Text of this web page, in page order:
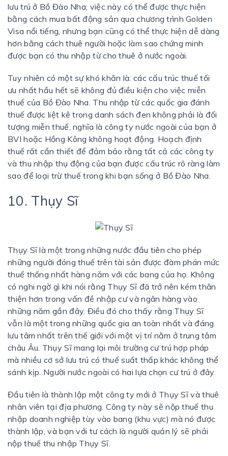
lưu trú ở Bồ Đào Nha; việc này có thể được thực hiện
bằng cách mua bất động sản qua chương trình Golden
Visa nổi tiếng, nhưng bạn cũng có thể thực hiện dễ dàng
hơn bằng cách thuê người hoặc làm sao chứng minh
được bạn có thu nhập từ cho thuê ở nước ngoài.
Tuy nhiên có một sự khó khăn là: các cấu trúc thuế tối
ưu nhất hầu hết sẽ không đủ điều kiện cho việc miễn
thuế của Bồ Đào Nha. Thu nhập từ các quốc gia đánh
thuế được liệt kê trong danh sách đen không phải là đối
tượng miễn thuế, nghĩa là công ty nước ngoài của bạn ở
BVI hoặc Hồng Kông không hoạt động. Hoạch định
thuế rất cần thiết để đảm bảo rằng tất cả các công ty
và thu nhập thụ động của bạn được cấu trúc rõ ràng làm
sao để loại trừ thuế trong khi bạn sống ở Bồ Đào Nha.
10. Thụy Sĩ
Thụy Sĩ là một trong những nước đầu tiên cho phép
những người đóng thuế trên tài sản được đàm phán mức
thuế thống nhất hàng năm với các bang của họ. Không
có nghi ngờ gì khi nói rằng Thụy Sĩ đã trở nên kém thân
thiện hơn trong vấn đề nhập cư và ngân hàng vào
những năm gần đây. Điều đó cho thấy rằng Thụy Sĩ
vẫn là một trong những quốc gia an toàn nhất và đáng
lưu tâm nhất trên thế giới với một vị trí nằm ở trung tâm
châu Âu. Thụy Sĩ mang lại môi trường cư trú hợp pháp
mà nhiều cơ sở lưu trú có thuế suất thấp khác không thể
sánh kịp. Người nước ngoài có hai lựa chọn cư trú ở đây.
Đầu tiên là thành lập một công ty mới ở Thụy Sĩ và thuê
nhân viên tại địa phương. Công ty này sẽ nộp thuế thu
nhập doanh nghiệp tùy vào bang (khu vực) mà nó được
thành lập, và bạn với tư cách là người quản lý sẽ phải
nộp thuế thu nhập Thụy Sĩ.